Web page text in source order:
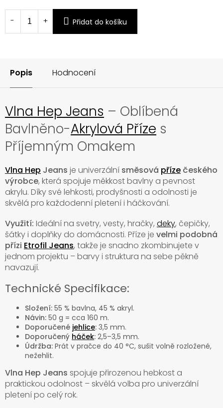
Přidat do košíku
Popis Hodnocení
Vlna Hep Jeans – Oblíbená
Bavlněno-Akrylová Příze s
Příjemným Omakem
Vlna Hep Jeans je univerzální směsová příze českého
výrobce, která spojuje měkkost bavlny a pevnost
akrylu. Díky své lehkosti, prodyšnosti a odolnosti je
skvělá pro každodenní pletení i háčkování.
Využití: Ideální na svetry, vesty, hračky, deky, čepičky,
šátky i doplňky do domácnosti. Příze je velmi podobná
přízi Etrofil Jeans, takže je snadno zkombinujete v
jednom projektu – barvy i struktura na sebe pěkně
navazují.
Technické Specifikace:
Složení: 55 % bavlna, 45 % akryl.
Návin: 50 g = cca 160 m.
Doporučené jehlice: 3,5 mm.
Doporučený háček: 2,5–3,5 mm.
Údržba: Prát v pračce do 40 °C, sušit volně rozložené,
nežehlit.
Vlna Hep Jeans spojuje přirozenou hebkost a
praktickou odolnost – skvělá volba pro univerzální
pletení po celý rok.